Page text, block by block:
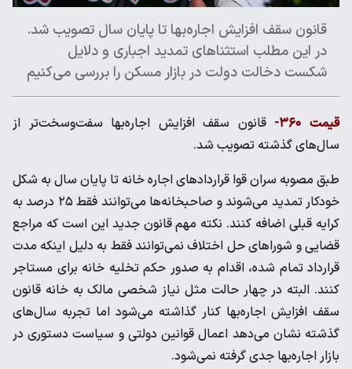
قانون سقف افزایش اجاره‌بها تا پایان سال تصویب شد.
در این مطلب استثناهای تمدید اجباری و دلایل
شکست دخالت دولت در بازار مسکن را بررسی می‌کنیم
قیمت ۳۶۰-
قانون سقف افزایش اجاره‌بها سفت‌وسخت‌تر از
سال‌های گذشته تصویب شد.
طبق مصوبه سران قوا قراردادهای اجاره خانه تا پایان سال به شکل
خودکار تمدید می‌شوند و صاحبخانه‌ها می‌توانند فقط ۲۵ درصد به
کرایه قبلی اضافه کنند. نکته مهم قانون جدید این است که مراجع
قضایی و شوراهای حل اختلاف نمی‌توانند فقط به دلیل اینکه مدت
قرارداد تمام شده، اقدام به صدور حکم تخلیه خانه برای مستاجر
کنند. البته در چهار حالت مثل نیاز شخصی مالک به خانه قانون
سقف افزایش اجاره‌بها کنار گذاشته می‌شود اما تجربه سال‌های
گذشته نشان می‌دهد اعمال قوانین دولتی و سیاست دستوری در
بازار اجاره‌بها جدی گرفته نمی‌شود.